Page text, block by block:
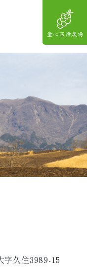
字久住3989-15